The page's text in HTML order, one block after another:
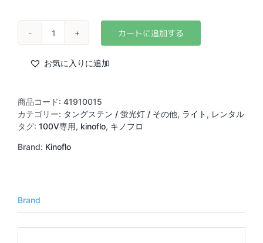
KINOFLO
ピ
管
個
お気に入りに追加
商品コード: 41910015
カテゴリー: タングステン / 蛍光灯 / その他, ライト , レンタル
タグ: 100V専用, kinoflo, キノフロ
Brand: Kinoflo
Brand